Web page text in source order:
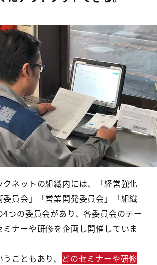
クネットの組織内には、「経営強化
委員会」「営業開発委員会」「組織
4つの委員会があり、各委員会のテー
ミナーや研修を企画し開催していま
こともあり、 どのセミナーや研修